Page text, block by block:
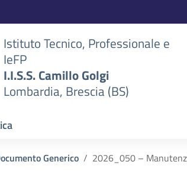
Istituto Tecnico, Professionale e
IeFP
I.I.S.S. Camillo Golgi
Lombardia, Brescia (BS)
Generico 2026_050 –